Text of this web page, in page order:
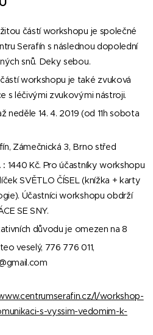
částí workshopu je společné
Serafín s následnou dopolední
snů. Deky sebou.
workshopu je také zvuková
s léčivými zvukovými nástroji.
neděle 14. 4. 2019 (od 11h sobota
Zámečnická 3, Brno střed
: 1440 Kč. Pro účastníky workshopu
SVĚTLO ČÍSEL (knížka + karty
Účastníci workshopu obdrží
SE SNY.
důvodu je omezen na 8
veselý, 776 776 011,
l/workshop-
s-vyssim-vedomim-k-